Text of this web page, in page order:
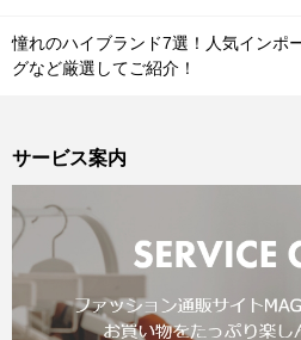
憧れのハイブランド7選！人気インポ
グなど厳選してご紹介！
サービス案内